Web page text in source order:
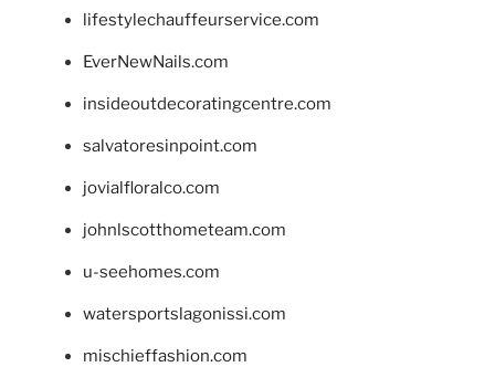
lifestylechauffeurservice.com
EverNewNails.com
insideoutdecoratingcentre.com
salvatoresinpoint.com
jovialfloralco.com
johnlscotthometeam.com
u-seehomes.com
watersportslagonissi.com
mischieffashion.com